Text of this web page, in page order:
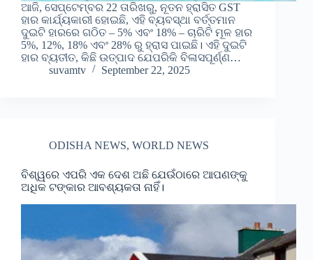
ଆଜି, ସେପ୍ଟେମ୍ବର 22 ତାରିଖରୁ, ନୂତନ ହ୍ରାସିତ GST
ହାର କାର୍ଯ୍ୟକାରୀ ହୋଇଛି, ଏହି ବ୍ୟବସ୍ଥା ବର୍ତ୍ତମାନ
ଦୁଇଟି ହାରରେ ଗଠିତ – 5% ଏବଂ 18% – ଚାରିଟି ମୂଳ ହାର
5%, 12%, 18% ଏବଂ 28% ରୁ ହ୍ରାସ ପାଇଛି। ଏହି ଦୁଇଟି
ହାର ବ୍ୟତୀତ, କିଛି ଉତ୍ପାଦ ଯେପରିକି ବିଳାସପୂର୍ଣ୍ଣ…
suvamtv
September 22, 2025
ODISHA NEWS, WORLD NEWS
ବିଶ୍ୱରେ ଏପରି ଏକ ଦେଶ ଅଛି ଯେଉଁଠାରେ ଆପଣଙ୍କୁ
ଅଧିକ ଟଙ୍କାର ଆବଶ୍ୟକତା ନାହିଁ।